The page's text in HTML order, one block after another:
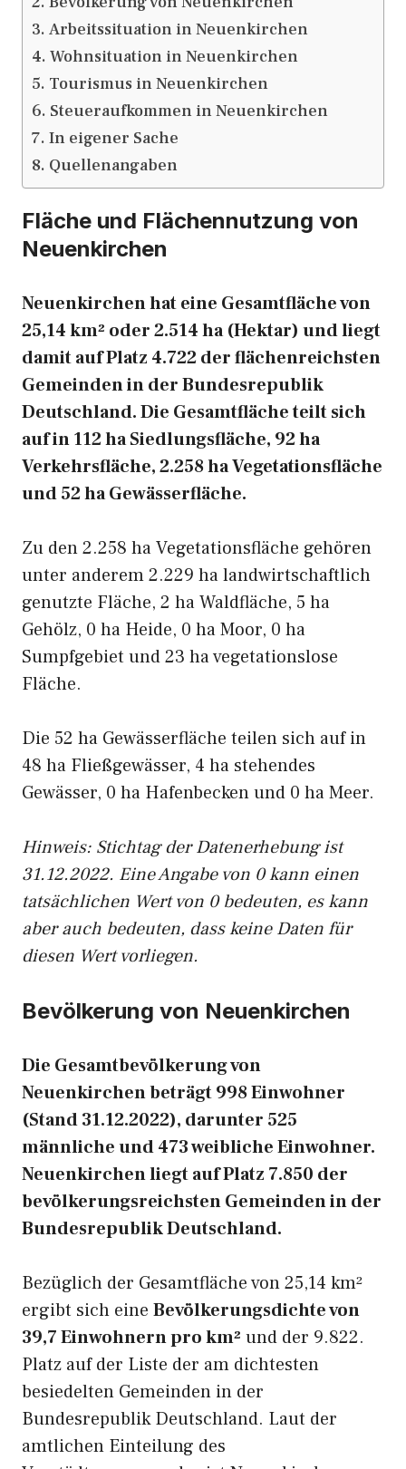
Arbeitssituation in Neuenkirchen
Wohnsituation in Neuenkirchen
Tourismus in Neuenkirchen
Steueraufkommen in Neuenkirchen
In eigener Sache
Quellenangaben
Fläche und Flächennutzung von
Neuenkirchen
Neuenkirchen hat eine Gesamtfläche von
25,14 km² oder 2.514 ha (Hektar) und liegt
damit auf Platz 4.722 der flächenreichsten
Gemeinden in der Bundesrepublik
Deutschland. Die Gesamtfläche teilt sich
auf in 112 ha Siedlungsfläche, 92 ha
Verkehrsfläche, 2.258 ha Vegetationsfläche
und 52 ha Gewässerfläche.
Zu den 2.258 ha Vegetationsfläche gehören
unter anderem 2.229 ha landwirtschaftlich
genutzte Fläche, 2 ha Waldfläche, 5 ha
Gehölz, 0 ha Heide, 0 ha Moor, 0 ha
Sumpfgebiet und 23 ha vegetationslose
Fläche.
Die 52 ha Gewässerfläche teilen sich auf in
48 ha Fließgewässer, 4 ha stehendes
Gewässer, 0 ha Hafenbecken und 0 ha Meer.
Hinweis: Stichtag der Datenerhebung ist
31.12.2022. Eine Angabe von 0 kann einen
tatsächlichen Wert von 0 bedeuten, es kann
aber auch bedeuten, dass keine Daten für
diesen Wert vorliegen.
Bevölkerung von Neuenkirchen
Die Gesamtbevölkerung von
Neuenkirchen beträgt 998 Einwohner
(Stand 31.12.2022), darunter 525
männliche und 473 weibliche Einwohner.
Neuenkirchen liegt auf Platz 7.850 der
bevölkerungsreichsten Gemeinden in der
Bundesrepublik Deutschland.
Bezüglich der Gesamtfläche von 25,14 km²
ergibt sich eine Bevölkerungsdichte von
39,7 Einwohnern pro km² und der 9.822.
Platz auf der Liste der am dichtesten
besiedelten Gemeinden in der
Bundesrepublik Deutschland. Laut der
amtlichen Einteilung des